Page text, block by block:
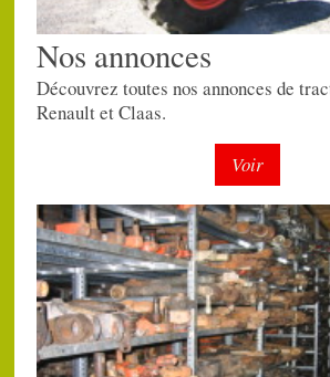
Nos annonces
Découvrez toutes nos annonces de
Renault et Claas.
Voir